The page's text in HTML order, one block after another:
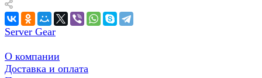
Server Gear
О компании
Доставка и оплата